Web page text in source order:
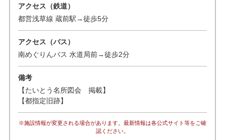
アクセス（鉄道）
都営浅草線 蔵前駅→徒歩5分
アクセス（バス）
南めぐりんバス 水道局前→徒歩2分
備考
【たいとう名所図会 掲載】
【都指定旧跡】
※施設情報が変更される場合があります。最新情報は各公式サイト等をご確
認ください。